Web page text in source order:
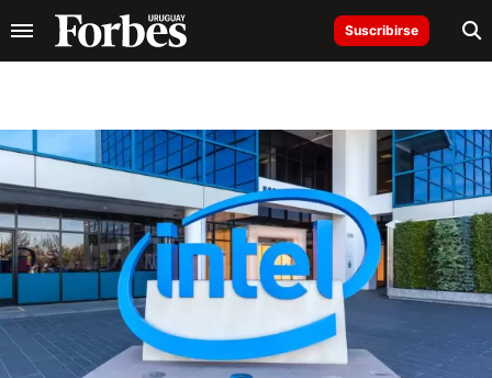
Suscribirse